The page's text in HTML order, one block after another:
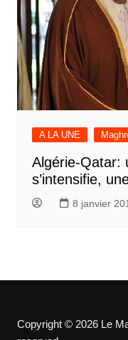
A LA UNE
Algérie-Qatar:
s’intensifie,
8 janvier
Copyright © 2026 Le